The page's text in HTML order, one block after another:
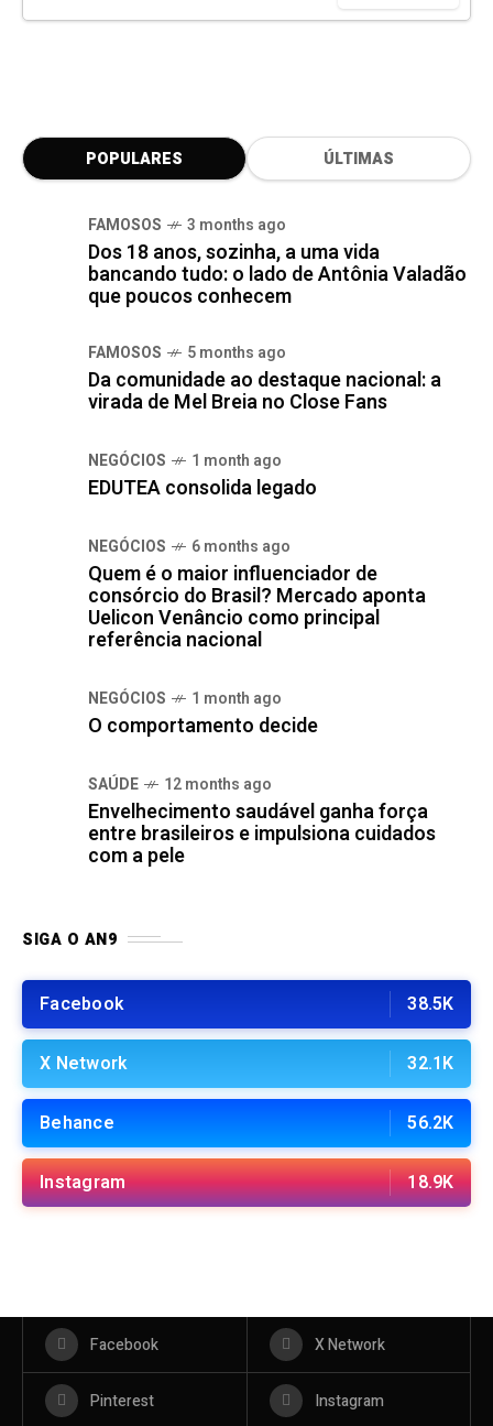
POPULARES ÚLTIMAS
FAMOSOS 3 months ago
Dos 18 anos, sozinha, a uma vida
bancando tudo: o lado de Antônia Valadão
que poucos conhecem
FAMOSOS 5 months ago
Da comunidade ao destaque nacional: a
virada de Mel Breia no Close Fans
NEGÓCIOS 1 month ago
EDUTEA consolida legado
NEGÓCIOS 6 months ago
Quem é o maior influenciador de
consórcio do Brasil? Mercado aponta
Uelicon Venâncio como principal
referência nacional
NEGÓCIOS 1 month ago
O comportamento decide
SAÚDE 12 months ago
Envelhecimento saudável ganha força
entre brasileiros e impulsiona cuidados
com a pele
SIGA O AN9
Facebook 38.5K
X Network 32.1K
Behance 56.2K
Instagram 18.9K
Facebook X Network
Pinterest Instagram